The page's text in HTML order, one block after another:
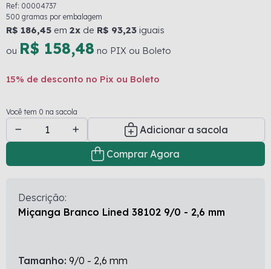
Ref: 00004737
500 gramas por embalagem
R$ 186,45 em 2x de R$ 93,23 iguais
ou R$ 158,48 no PIX ou Boleto
15% de desconto no Pix ou Boleto
Você tem 0 na sacola
Adicionar a sacola
Comprar Agora
Descrição:
Miçanga Branco Lined 38102 9/0 - 2,6 mm
Tamanho: 9/0 - 2,6 mm